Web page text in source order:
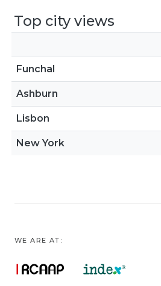
Top city views
Funchal
Ashburn
Lisbon
New York
WE ARE AT: